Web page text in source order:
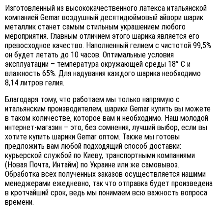
Изготовленный из высококачественного латекса итальянской
компанией Gemar воздушный десятидюймовый айвори шарик
металлик станет самым стильным украшением любого
мероприятия. Главным отличием этого шарика является его
превосходное качество. Наполненный гелием с чистотой 99,5%
он будет летать до 10 часов. Оптимальные условия
эксплуатации – температура окружающей среды 18° C и
влажность 65%. Для надувания каждого шарика необходимо
8,14 литров гелия.
Благодаря тому, что работаем мы только напрямую с
итальянским производителем, шарики Gemar купить вы можете
в таком количестве, которое вам и необходимо. Наш молодой
интернет-магазин – это, без сомнения, лучший выбор, если вы
хотите купить шарики Gemar оптом. Также мы готовы
предложить вам любой подходящий способ доставки:
курьерской службой по Киеву, транспортными компаниями
(Новая Почта, Интайм) по Украине или же самовывоз.
Обработка всех полученных заказов осуществляется нашими
менеджерами ежедневно, так что отправка будет произведена
в кротчайший срок, ведь мы понимаем всю важность вопроса
времени.